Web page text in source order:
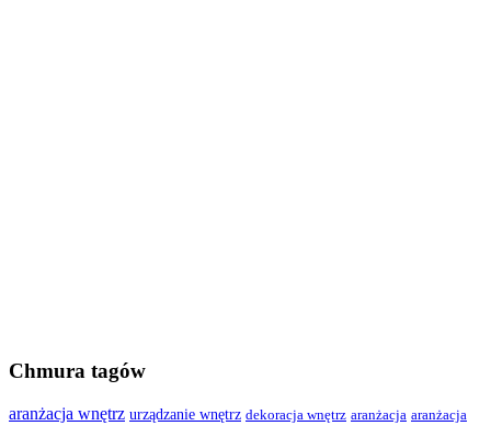
Chmura tagów
aranżacja wnętrz urządzanie wnętrz dekoracja wnętrz aranżacja aranżacja